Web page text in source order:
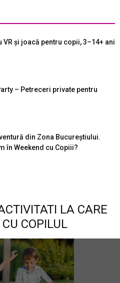
VR și joacă pentru copii, 3–14+ ani
– Petreceri private pentru
din Zona Bucureştiului.
în Weekend cu Copiii?
LA CARE
COPILUL